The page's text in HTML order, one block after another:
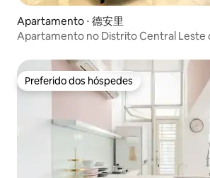
Apartamento ⋅ 德安里
Apartamento no Distrito Central Leste
Preferido dos hóspedes
Preferido dos hóspedes